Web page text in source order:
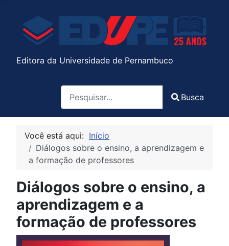
Editora da Universidade de Pernambuco
Busca
Você está aqui: Início
Diálogos sobre o ensino, a aprendizagem e
a formação de professores
Diálogos sobre o ensino, a
aprendizagem e a
formação de professores